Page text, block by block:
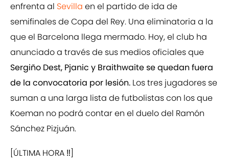
enfrenta al Sevilla en el partido de ida de
semifinales de Copa del Rey. Una eliminatoria a la
que el Barcelona llega mermado. Hoy, el club ha
anunciado a través de sus medios oficiales que
Sergiño Dest, Pjanic y Braithwaite se quedan fuera
de la convocatoria por lesión. Los tres jugadores se
suman a una larga lista de futbolistas con los que
Koeman no podrá contar en el duelo del Ramón
Sánchez Pizjuán.
[ÚLTIMA HORA ‼]